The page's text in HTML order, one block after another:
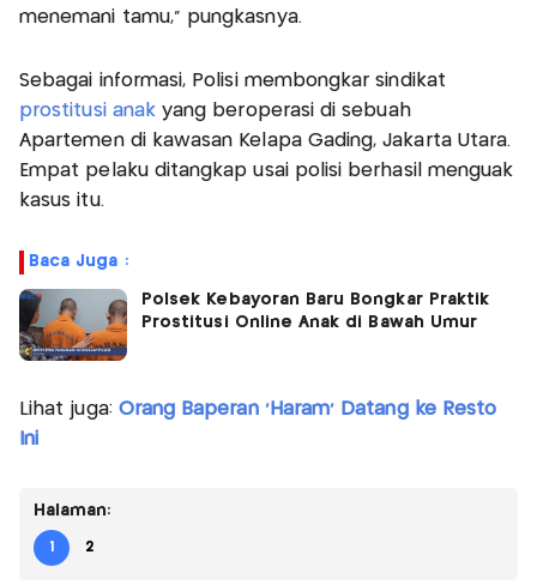
menemani tamu," pungkasnya.
Sebagai informasi, Polisi membongkar sindikat
prostitusi anakyang beroperasi di sebuah
Apartemen di kawasan Kelapa Gading, Jakarta Utara.
Empat pelaku ditangkap usai polisi berhasil menguak
kasus itu.
Baca Juga :
Polsek Kebayoran Baru Bongkar Praktik
Prostitusi Online Anak di Bawah Umur
Lihat juga: Orang Baperan 'Haram' Datang ke Resto
Ini
Halaman:
1 2